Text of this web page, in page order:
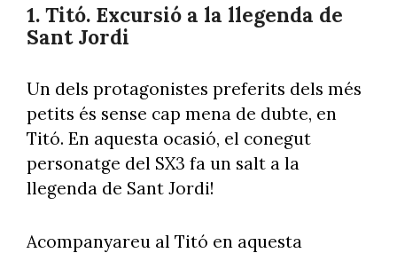
1. Titó. Excursió a la llegenda de
Sant Jordi
Un dels protagonistes preferits dels més
petits és sense cap mena de dubte, en
Titó. En aquesta ocasió, el conegut
personatge del SX3 fa un salt a la
llegenda de Sant Jordi!
Acompanyareu al Titó en aquesta